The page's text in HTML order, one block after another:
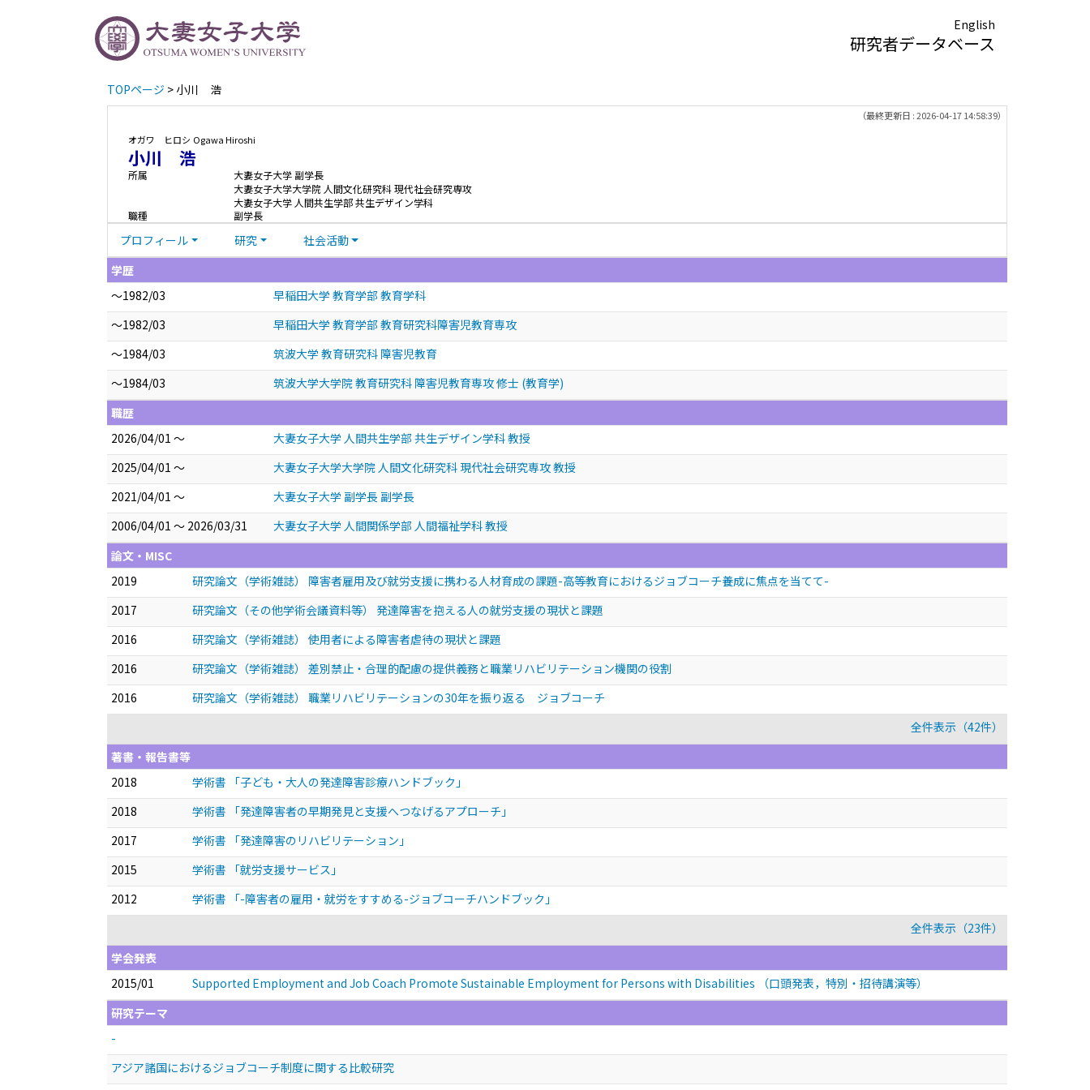
English
研究者データベース
TOPページ > 小川 浩
（最終更新日 : 2026-04-17 14:58:39）
オガワ ヒロシ Ogawa Hiroshi
小川 浩
所属
大妻女子大学 副学長
大妻女子大学大学院 人間文化研究科 現代社会研究専攻
大妻女子大学 人間共生学部 共生デザイン学科
職種
副学長
プロフィール 研究
社会活動
学歴
～1982/03
早稲田大学 教育学部 教育学科
～1982/03
早稲田大学 教育学部 教育研究科障害児教育専攻
～1984/03
筑波大学 教育研究科 障害児教育
～1984/03
筑波大学大学院 教育研究科 障害児教育専攻 修士 (教育学)
職歴
2026/04/01 ～
大妻女子大学 人間共生学部 共生デザイン学科 教授
2025/04/01 ～
大妻女子大学大学院 人間文化研究科 現代社会研究専攻 教授
2021/04/01 ～
大妻女子大学 副学長 副学長
2006/04/01 ～ 2026/03/31
大妻女子大学 人間関係学部 人間福祉学科 教授
論文・MISC
2019
研究論文（学術雑誌） 障害者雇用及び就労支援に携わる人材育成の課題-高等教育におけるジョブコーチ養成に焦点を当てて-
2017
研究論文（その他学術会議資料等） 発達障害を抱える人の就労支援の現状と課題
2016
研究論文（学術雑誌） 使用者による障害者虐待の現状と課題
2016
研究論文（学術雑誌） 差別禁止・合理的配慮の提供義務と職業リハビリテーション機関の役割
2016
研究論文（学術雑誌） 職業リハビリテーションの30年を振り返る ジョブコーチ
全件表示（42件）
著書・報告書等
2018
学術書 「子ども・大人の発達障害診療ハンドブック」
2018
学術書 「発達障害者の早期発見と支援へつなげるアプローチ」
2017
学術書 「発達障害のリハビリテーション」
2015
学術書 「就労支援サービス」
2012
学術書 「-障害者の雇用・就労をすすめる-ジョブコーチハンドブック」
全件表示（23件）
学会発表
2015/01
Supported Employment and Job Coach Promote Sustainable Employment for Persons with Disabilities
（口頭発表，特別・招待講演等）
研究テーマ
-
アジア諸国におけるジョブコーチ制度に関する比較研究